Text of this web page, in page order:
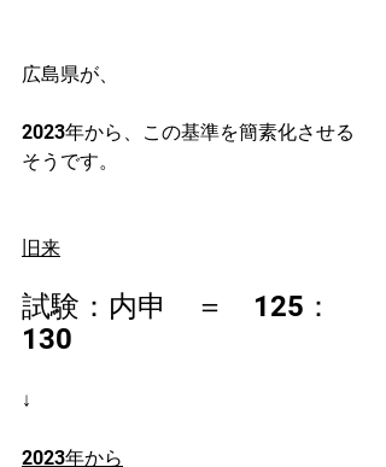
広島県が、
2023年から、この基準を簡素化させる
そうです。
旧来
試験：内申　＝　125：
130
↓
2023年から